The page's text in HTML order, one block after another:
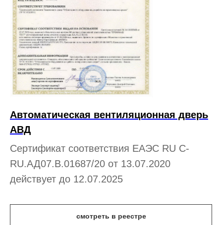
Автоматическая вентиляционная дверь
АВД
Сертификат соответствия ЕАЭС RU С-
RU.АД07.В.01687/20 от 13.07.2020
действует до 12.07.2025
смотреть в реестре